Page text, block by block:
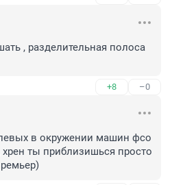
, разделительная полоса
+8 –0
в окружении машин фсо
ты приблизишься просто